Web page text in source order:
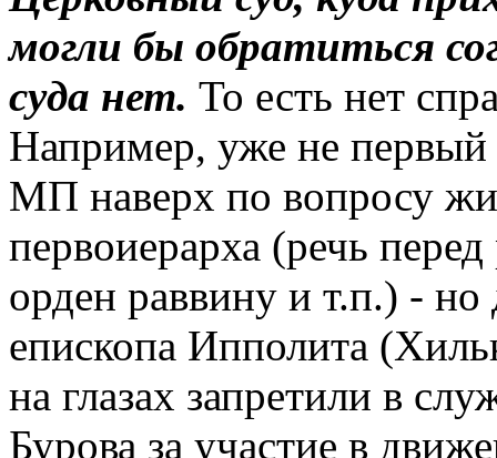
могли бы обратиться
суда нет. То есть нет
Например, уже не
МП наверх по вопросу
первоиерарха (речь
орден раввину и т.п.) -
епископа Ипполита
на глазах запретили в
Бурова за участие в